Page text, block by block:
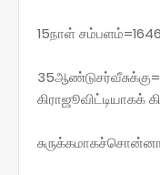
15நாள்
கிராஜூவிட்டியாகக்